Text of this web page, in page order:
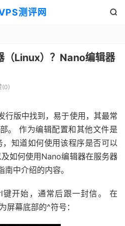
测评网 
（Linux）？Nano编辑器
(0)
行版中找到，易于使用，其最常
。 作为编辑配置和其他文件是
知道如何使用该程序是否可以
如何使用Nano编辑器在服务器
中介绍的内容。
开始，通常后跟一封信。 在
屏幕底部的^符号：